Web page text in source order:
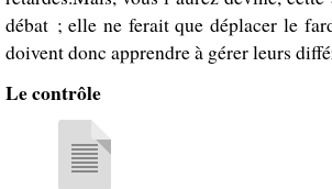
débat ; elle ne ferait que déplacer le
doivent donc apprendre à gérer leurs
Le contrôle